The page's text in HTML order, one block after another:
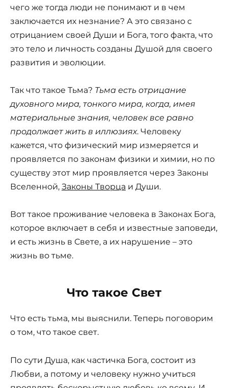
чего же тогда люди не понимают и в чем
заключается их незнание? А это связано с
отрицанием своей Души и Бога, того факта, что
это тело и личность созданы Душой для своего
развития и эволюции.
Так что такое Тьма? Тьма есть отрицание
духовного мира, тонкого мира, когда, имея
материальные знания, человек все равно
продолжает жить в иллюзиях. Человеку
кажется, что физический мир измеряется и
проявляется по законам физики и химии, но по
существу этот мир проявляется через Законы
Вселенной, Законы Творца и Души.
Вот такое проживание человека в Законах Бога,
которое включает в себя и известные заповеди,
и есть жизнь в Свете, а их нарушение – это
жизнь во тьме.
Что такое Свет
Что есть тьма, мы выяснили. Теперь поговорим
о том, что такое свет.
По сути Душа, как частичка Бога, состоит из
Любви, а потому и человеку нужно учиться